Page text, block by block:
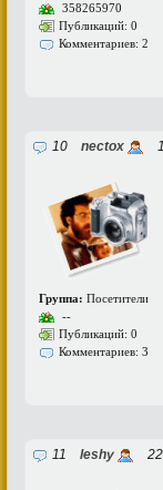
358265970
Публикаций: 0
Комментариев: 2
10 nectox
Группа: Посетители
--
Публикаций: 0
Комментариев: 3
11 leshy